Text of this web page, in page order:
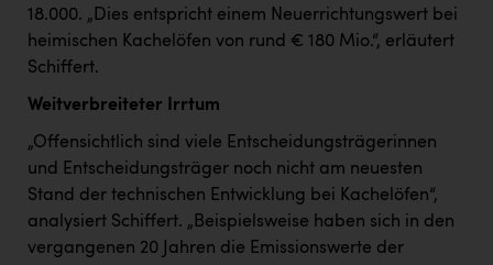
18.000. „Dies entspricht einem Neuerrichtungswert bei
heimischen Kachelöfen von rund € 180 Mio.“, erläutert
Schiffert.
Weitverbreiteter Irrtum
„Offensichtlich sind viele Entscheidungsträgerinnen
und Entscheidungsträger noch nicht am neuesten
Stand der technischen Entwicklung bei Kachelöfen“,
analysiert Schiffert. „Beispielsweise haben sich in den
vergangenen 20 Jahren die Emissionswerte der